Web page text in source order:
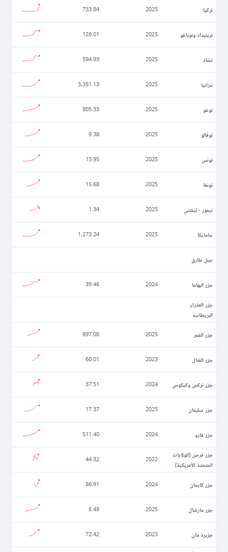
تركيا 2025
733.84
ترينيداد وتوباغو 2025
128.01
تشاد 2025
594.93
تنزانيا 2025
3,351.13
توغو 2025
805.33
توفالو 2025
9.38
تونس 2025
13.95
تونغا 2025
15.68
تيمور - ليشتي 2025
1.34
جامايكا 2025
1,273.24
جبل طارق
جزر البهاما 2024
39.46
جزر العذراء
البريطانية
جزر القمر 2025
897.08
جزر القنال 2023
60.01
جزر تركس وكيكوس 2024
37.51
جزر سليمان 2025
17.37
جزر فارو 2024
511.40
جزر فرجن (الولايات
المتحدة الأمريكية)
2022
44.32
جزر كايمان 2024
86.91
جزر مارشال 2025
8.49
جزيرة مان 2023
72.42